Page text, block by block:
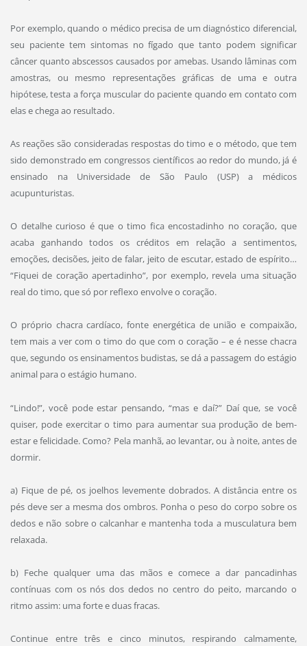
Por exemplo, quando o médico precisa de um diagnóstico diferencial,
seu paciente tem sintomas no fígado que tanto podem significar
câncer quanto abscessos causados por amebas. Usando lâminas com
amostras, ou mesmo representações gráficas de uma e outra
hipótese, testa a força muscular do paciente quando em contato com
elas e chega ao resultado.
As reações são consideradas respostas do timo e o método, que tem
sido demonstrado em congressos científicos ao redor do mundo, já é
ensinado na Universidade de São Paulo (USP) a médicos
acupunturistas.
O detalhe curioso é que o timo fica encostadinho no coração, que
acaba ganhando todos os créditos em relação a sentimentos,
emoções, decisões, jeito de falar, jeito de escutar, estado de espírito…
“Fiquei de coração apertadinho”, por exemplo, revela uma situação
real do timo, que só por reflexo envolve o coração.
O próprio chacra cardíaco, fonte energética de união e compaixão,
tem mais a ver com o timo do que com o coração – e é nesse chacra
que, segundo os ensinamentos budistas, se dá a passagem do estágio
animal para o estágio humano.
“Lindo!”, você pode estar pensando, “mas e daí?” Daí que, se você
quiser, pode exercitar o timo para aumentar sua produção de bem-
estar e felicidade. Como? Pela manhã, ao levantar, ou à noite, antes de
dormir.
a) Fique de pé, os joelhos levemente dobrados. A distância entre os
pés deve ser a mesma dos ombros. Ponha o peso do corpo sobre os
dedos e não sobre o calcanhar e mantenha toda a musculatura bem
relaxada.
b) Feche qualquer uma das mãos e comece a dar pancadinhas
contínuas com os nós dos dedos no centro do peito, marcando o
ritmo assim: uma forte e duas fracas.
Continue entre três e cinco minutos, respirando calmamente,